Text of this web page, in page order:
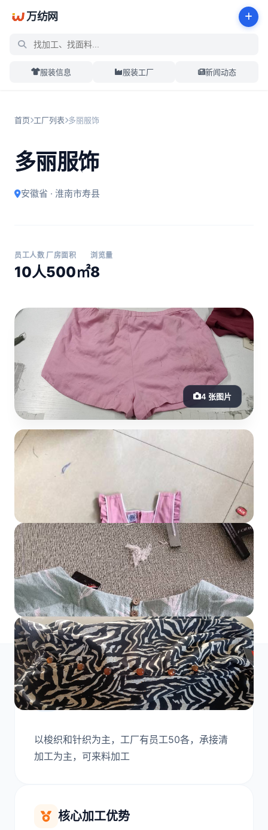
万纺网
服装信息 服装工厂 新闻动态
首页 工厂列表 多丽服饰
多丽服饰
安徽省 · 淮南市寿县
员工人数
10人
厂房面积
500㎡
浏览量
8
4 张图片
工厂介绍
以梭织和针织为主，工厂有员工50各，承接清
加工为主，可来料加工
核心加工优势